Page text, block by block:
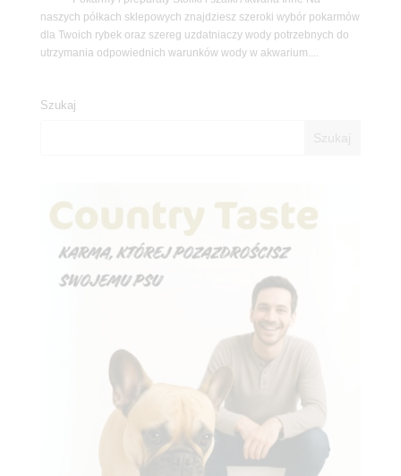
naszych półkach sklepowych znajdziesz szeroki wybór pokarmów
dla Twoich rybek oraz szereg uzdatniaczy wody potrzebnych do
utrzymania odpowiednich warunków wody w akwarium....
Szukaj